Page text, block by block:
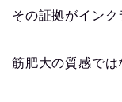
その証拠がイン
筋肥大の質感で